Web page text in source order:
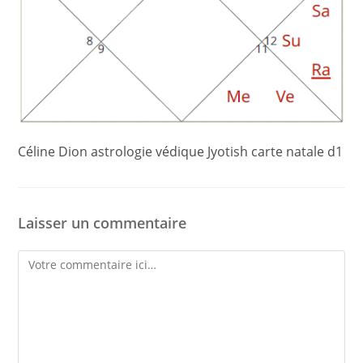
Céline Dion astrologie védique Jyotish carte natale d1
Laisser un commentaire
Comment